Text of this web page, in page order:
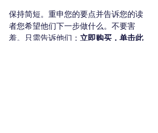
保持简短。重申您的要点并告诉您的读
者您希望他们下一步做什么。不要害
羞。只需告诉他们： 立即购买，单击此